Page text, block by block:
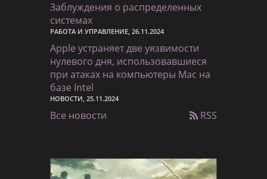
Заблуждения о распределенных
системах
РАБОТА И УПРАВЛЕНИЕ, 26.11.2024
Apple устраняет две уязвимости
нулевого дня, использовавшиеся
при атаках на компьютеры Mac на
базе Intel
НОВОСТИ, 25.11.2024
Все новости RSS